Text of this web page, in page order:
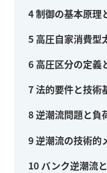
4制御の基本原理
5 高圧自家消費型
6 高圧区分の定義
7法的要件と技術
8逆潮流問題と負
9逆潮流の技術的
10バンク逆潮流